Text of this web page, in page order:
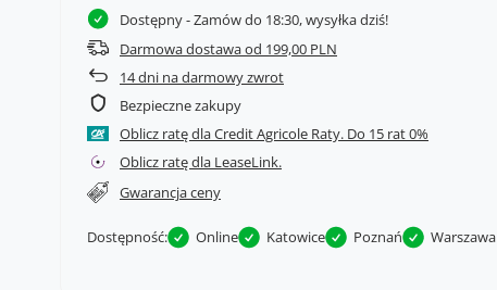
Dostępny- Zamów do 18:30, wysyłka dziś!
Darmowa dostawa od 199,00 PLN
14dni na darmowy zwrot
Bezpieczne zakupy
Oblicz ratę dla Credit Agricole Raty.
Oblicz ratę dla LeaseLink.
Gwarancja ceny
Dostępność: Online Katowice Poznań Warszawa